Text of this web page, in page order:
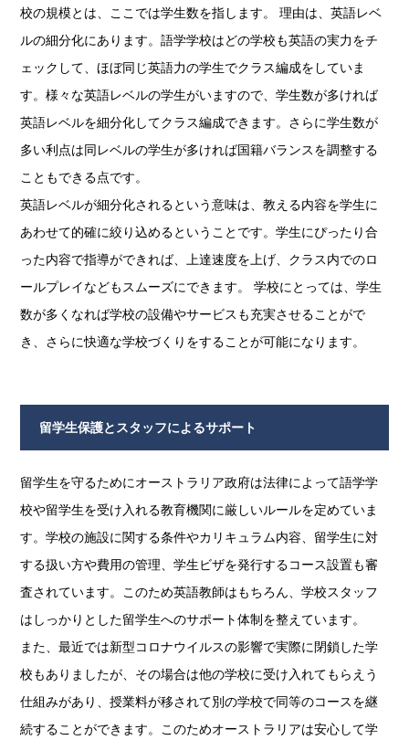
校の規模とは、ここでは学生数を指します。 理由は、英語レベ
ルの細分化にあります。語学学校はどの学校も英語の実力をチ
ェックして、ほぼ同じ英語力の学生でクラス編成をしていま
す。様々な英語レベルの学生がいますので、学生数が多ければ
英語レベルを細分化してクラス編成できます。さらに学生数が
多い利点は同レベルの学生が多ければ国籍バランスを調整する
こともできる点です。
英語レベルが細分化されるという意味は、教える内容を学生に
あわせて的確に絞り込めるということです。学生にぴったり合
った内容で指導ができれば、上達速度を上げ、クラス内でのロ
ールプレイなどもスムーズにできます。 学校にとっては、学生
数が多くなれば学校の設備やサービスも充実させることがで
き、さらに快適な学校づくりをすることが可能になります。
留学生保護とスタッフによるサポート
留学生を守るためにオーストラリア政府は法律によって語学学
校や留学生を受け入れる教育機関に厳しいルールを定めていま
す。学校の施設に関する条件やカリキュラム内容、留学生に対
する扱い方や費用の管理、学生ビザを発行するコース設置も審
査されています。このため英語教師はもちろん、学校スタッフ
はしっかりとした留学生へのサポート体制を整えています。
また、最近では新型コロナウイルスの影響で実際に閉鎖した学
校もありましたが、その場合は他の学校に受け入れてもらえう
仕組みがあり、授業料が移されて別の学校で同等のコースを継
続することができます。このためオーストラリアは安心して学